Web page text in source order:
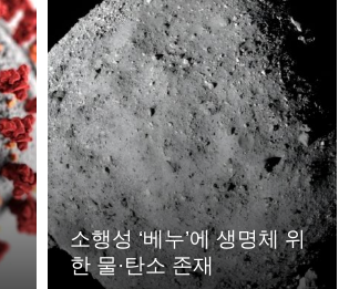
소행성 ‘베누’에 생명체 위
한 물·탄소 존재